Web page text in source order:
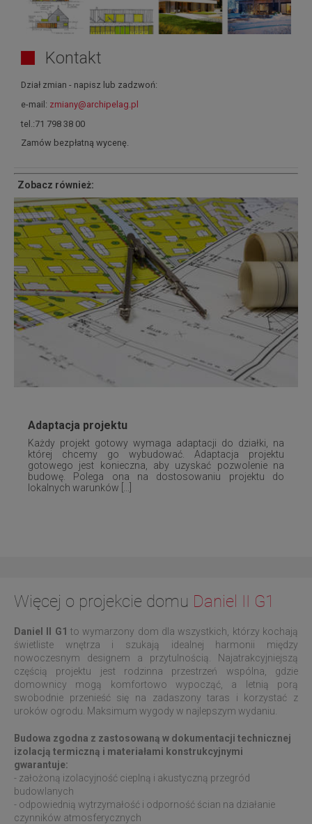
Kontakt
Dział zmian - napisz lub zadzwoń:
e-mail: zmiany@archipelag.pl
tel.:71 798 38 00
Zamów bezpłatną wycenę.
Zobacz również:
Adaptacja projektu
Każdy projekt gotowy wymaga adaptacji do działki, na
której chcemy go wybudować. Adaptacja projektu
gotowego jest konieczna, aby uzyskać pozwolenie na
budowę. Polega ona na dostosowaniu projektu do
lokalnych warunków [...]
Więcej o projekcie domu Daniel II G1
Daniel II G1 to wymarzony dom dla wszystkich, którzy kochają
świetliste wnętrza i szukają idealnej harmonii między
nowoczesnym designem a przytulnością. Najatrakcyjniejszą
częścią projektu jest rodzinna przestrzeń wspólna, gdzie
domownicy mogą komfortowo wypocząć, a letnią porą
swobodnie przenieść się na zadaszony taras i korzystać z
uroków ogrodu. Maksimum wygody w najlepszym wydaniu.
Budowa zgodna z zastosowaną w dokumentacji technicznej
izolacją termiczną i materiałami konstrukcyjnymi
gwarantuje:
- założoną izolacyjność cieplną i akustyczną przegród
budowlanych
- odpowiednią wytrzymałość i odporność ścian na działanie
czynników atmosferycznych